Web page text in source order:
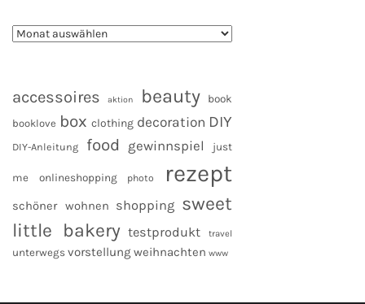
accessoires aktion beauty
book
booklove box clothing decoration DIY
DIY-Anleitung food gewinnspiel just
me onlineshopping photo rezept
schöner wohnen shopping sweet
little bakery testprodukt travel
unterwegs vorstellung weihnachten www